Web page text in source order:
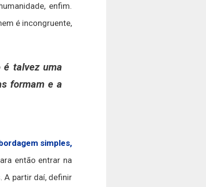
enfim.
é incongruente,
é talvez uma
formam e a
simples,
então entrar na
A partir daí, definir